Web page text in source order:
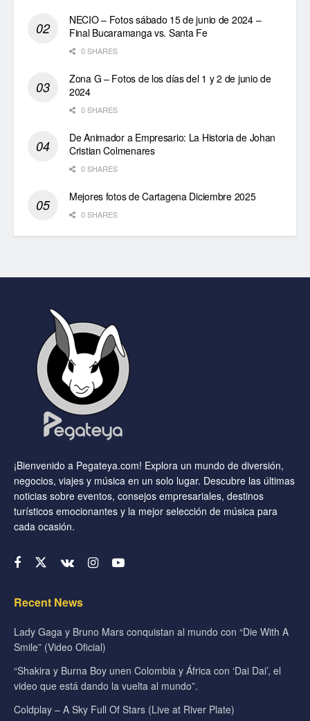
NECIO – Fotos sábado 15 de junio de 2024 –
Final Bucaramanga vs. Santa Fe
0 SHARES
Zona G – Fotos de los días del 1 y 2 de junio de
2024
0 SHARES
De Animador a Empresario: La Historia de Johan
Cristian Colmenares
0 SHARES
Mejores fotos de Cartagena Diciembre 2025
0 SHARES
¡Bienvenido a Pegateya.com! Explora un mundo de diversión,
negocios, viajes y música en un solo lugar. Descubre las últimas
noticias sobre eventos, consejos empresariales, destinos
turísticos emocionantes y la mejor selección de música para
cada ocasión.
Recent News
Lady Gaga y Bruno Mars conquistan al mundo con “Die With A
Smile” (Video Oficial)
“Shakira y Burna Boy unen Colombia y África con ‘Dai Dai’, el
video que está dando la vuelta al mundo”.
Coldplay – A Sky Full Of Stars (Live at River Plate)